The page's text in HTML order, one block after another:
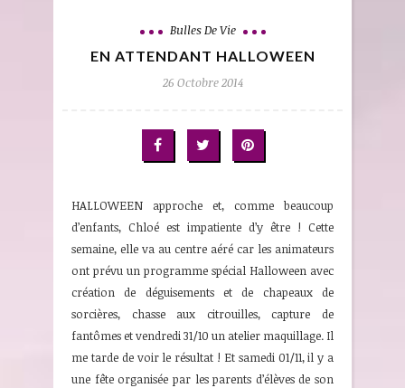
Bulles De Vie
EN ATTENDANT HALLOWEEN
26 Octobre 2014
HALLOWEEN approche et, comme beaucoup
d’enfants, Chloé est impatiente d’y être ! Cette
semaine, elle va au centre aéré car les animateurs
ont prévu un programme spécial Halloween avec
création de déguisements et de chapeaux de
sorcières, chasse aux citrouilles, capture de
fantômes et vendredi 31/10 un atelier maquillage. Il
me tarde de voir le résultat ! Et samedi 01/11, il y a
une fête organisée par les parents d’élèves de son